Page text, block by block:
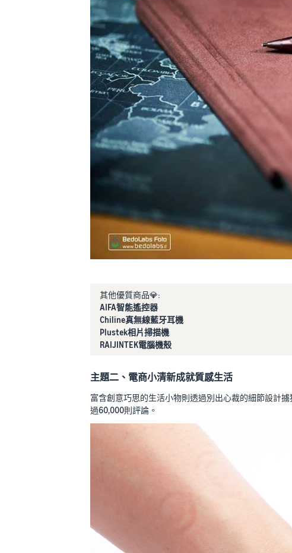
其他優質商品💎:
AIFA智能遙控器
Chiline真無線藍牙耳機
Plustek相片掃描機
RAIJINTEK電腦機殼
主題二、電商小清新成就質感生活
富含創意巧思的生活小物則透過別出心裁的細節設計
過60,000則評論。